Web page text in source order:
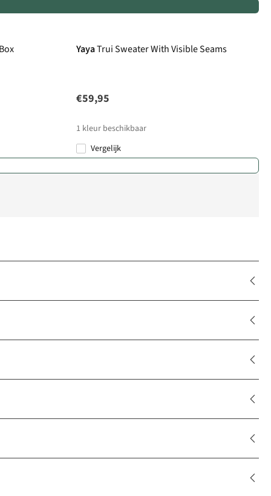
YayaTrui Sweater With Visible Seams
€59,95
1 kleur beschikbaar
Vergelijk